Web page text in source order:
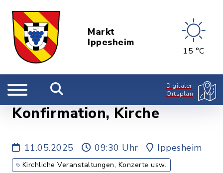
Markt
Ippesheim
15 °C
Digitaler
Ortsplan
Konfirmation, Kirche
11.05.2025 09:30 Uhr Ippesheim
Kirchliche Veranstaltungen, Konzerte usw.